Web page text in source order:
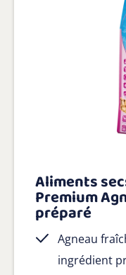
Aliments
Premium
préparé
Agneau
ingrédient